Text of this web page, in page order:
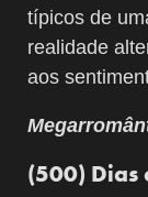
típicos de
realidade
aos
(500) Dias